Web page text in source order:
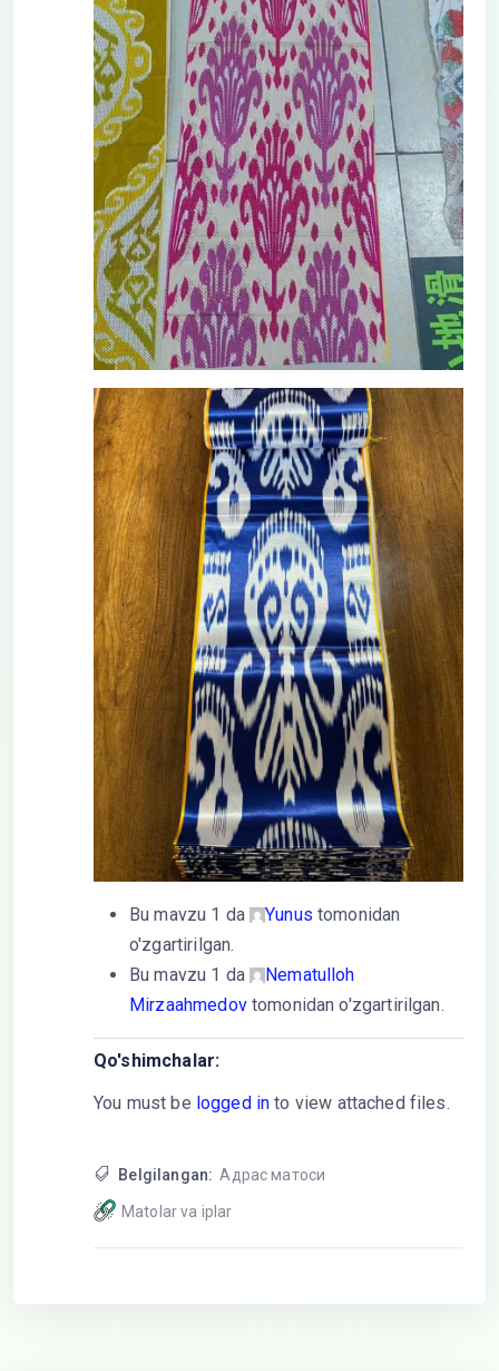
Bu mavzu 1 da Yunus tomonidan
o'zgartirilgan.
Bu mavzu 1 da
Nematulloh
Mirzaahmedovtomonidan o'zgartirilgan.
Qo'shimchalar:
You must be logged in to view attached files.
Belgilangan: Адрас матоси
Matolar va iplar